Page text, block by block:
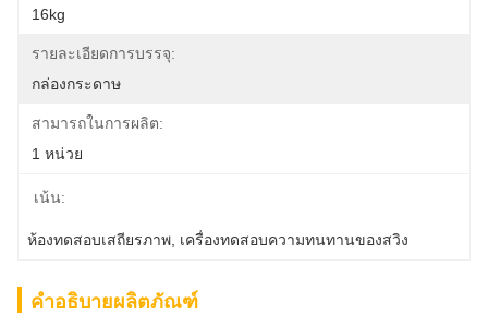
16kg
รายละเอียดการบรรจุ:
กล่องกระดาษ
สามารถในการผลิต:
1 หน่วย
เน้น:
ห้องทดสอบเสถียรภาพ เครื่องทดสอบความทนทานของสวิง
คำอธิบายผลิตภัณฑ์